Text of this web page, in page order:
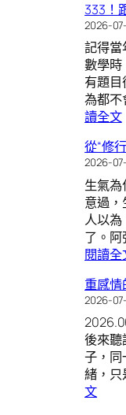
識
333！
2026-
記得當
數學時
有題目
為都不
讀全文:
從“修
2026-
生氣
意過，
人以
了。
閱讀全
重感情
2026-
後來聽
子，同
緒，只
文: